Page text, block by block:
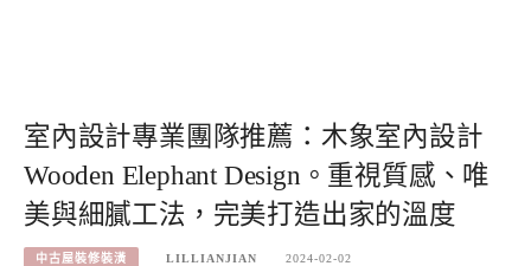
室內設計專業團隊推薦：木象室內設計
Wooden Elephant Design。重視質感、唯
美與細膩工法，完美打造出家的溫度
中古屋裝修裝潢 LILLIANJIAN 2024-02-02